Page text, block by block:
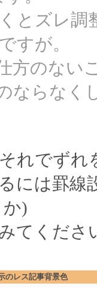
とズレ調
すが。
方のない
ならなく
れでずれ
には罫線
)
てくださ
のレス記事背景色